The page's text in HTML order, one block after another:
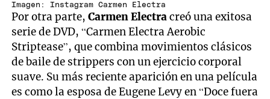
Imagen: Instagram Carmen Electra
Por otra parte,Carmen Electracreó una exitosa
serie de DVD, “Carmen Electra Aerobic
Striptease”, que combina movimientos clásicos
de baile de strippers con un ejercicio corporal
suave. Su más reciente aparición en una película
es como la esposa de Eugene Levy en “Doce fuera